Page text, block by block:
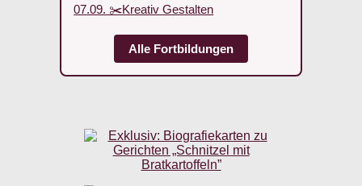
07.09. ✂️Kreativ Gestalten
Alle Fortbildungen